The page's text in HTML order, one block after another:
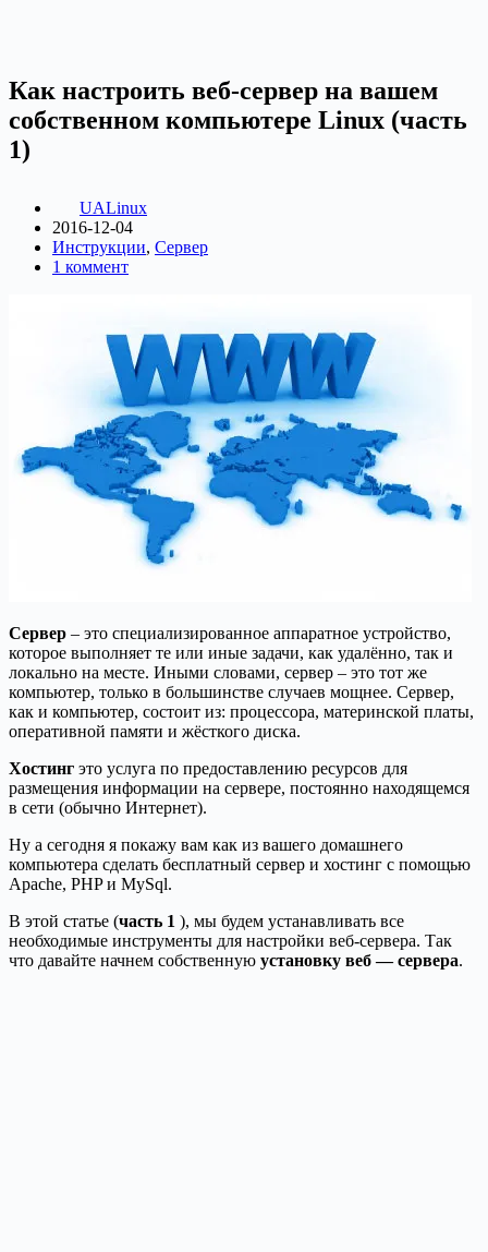
Как настроить веб-сервер на вашем
собственном компьютере Linux (часть
1)
UALinux
2016-12-04
Инструкции, Сервер
1 коммент
Сервер – это специализированное аппаратное устройство,
которое выполняет те или иные задачи, как удалённо, так и
локально на месте. Иными словами, сервер – это тот же
компьютер, только в большинстве случаев мощнее. Сервер,
как и компьютер, состоит из: процессора, материнской платы,
оперативной памяти и жёсткого диска.
Хостинг это услуга по предоставлению ресурсов для
размещения информации на сервере, постоянно находящемся
в сети (обычно Интернет).
Ну а сегодня я покажу вам как из вашего домашнего
компьютера сделать бесплатный сервер и хостинг с помощью
Apache, PHP и MySql.
В этой статье (часть 1 ), мы будем устанавливать все
необходимые инструменты для настройки веб-сервера. Так
что давайте начнем собственную установку веб — сервера.